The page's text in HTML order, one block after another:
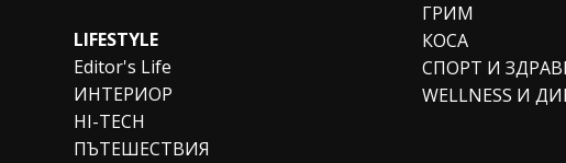
LIFESTYLE
Editor's Life
ИНТЕРИОР
HI-TECH
ПЪТЕШЕСТВИЯ
ГРИМ
КОСА
СПОРТ И
WELLNESS И